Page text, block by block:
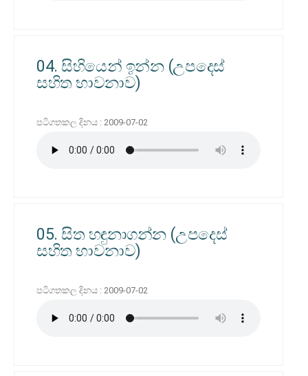
04. සිහියෙන් ඉන්න (උපදෙස්
සහිත භාවනාව)
පටිගතකල දිනය : 2009-07-02
05. සිත හඳුනාගන්න (උපදෙස්
සහිත භාවනාව)
පටිගතකල දිනය : 2009-07-02